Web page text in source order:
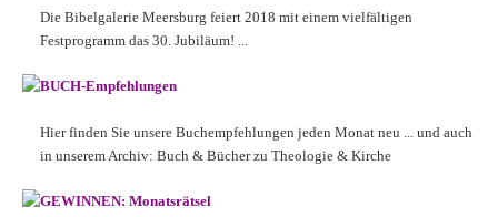
Die Bibelgalerie Meersburg feiert 2018 mit einem vielfältigen
Festprogramm das 30. Jubiläum! ...
BUCH-Empfehlungen
Hier finden Sie unsere Buchempfehlungen jeden Monat neu ... und auch
in unserem Archiv: Buch & Bücher zu Theologie & Kirche
GEWINNEN: Monatsrätsel